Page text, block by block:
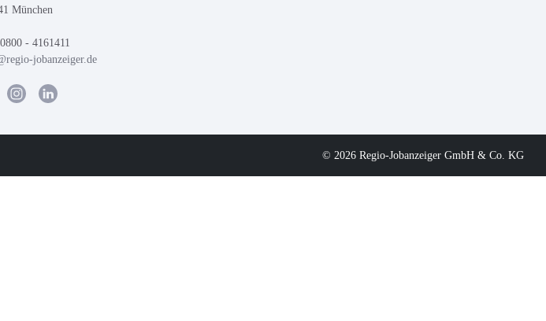
München
0800 - 4161411
jobanzeiger.de
© 2026 Regio-Jobanzeiger GmbH & Co. KG